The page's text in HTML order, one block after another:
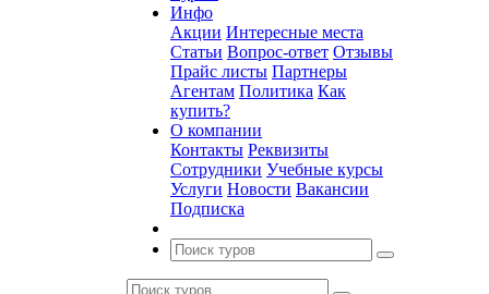
Инфо
Акции Интересные места
Статьи Вопрос-ответ Отзывы
Прайс листы Партнеры
Агентам Политика Как
купить?
О компании
Контакты Реквизиты
Сотрудники Учебные курсы
Услуги Новости Вакансии
Подписка